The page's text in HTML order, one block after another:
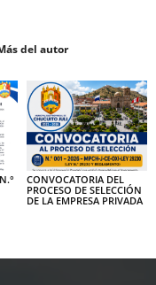
del autor
CONVOCATORIA DEL
PROCESO DE SELECCIÓN
DE LA EMPRESA PRIVADA